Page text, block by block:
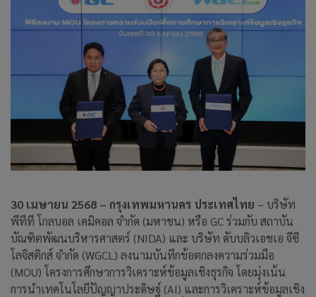
30 เมษายน 2568 – กรุงเทพมหานคร ประเทศไทย – บริษัท
พีทีที โกลบอล เคมิคอล จำกัด (มหาชน) หรือ GC ร่วมกับ สถาบัน
บัณฑิตพัฒนบริหารศาสตร์ (NIDA) และ บริษัท ดับบลิวเอชเอ จีซี
โลจิสติกส์ จำกัด (WGCL) ลงนามบันทึกข้อตกลงความร่วมมือ
(MOU) โครงการศึกษาการวิเคราะห์ข้อมูลเชิงธุรกิจ โดยมุ่งเน้น
การนำเทคโนโลยีปัญญาประดิษฐ์ (AI) และการวิเคราะห์ข้อมูลเชิง